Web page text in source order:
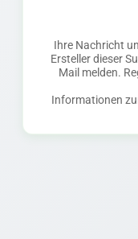
Ihre Nachricht
Ersteller dieser
Mail melden.
Informationen